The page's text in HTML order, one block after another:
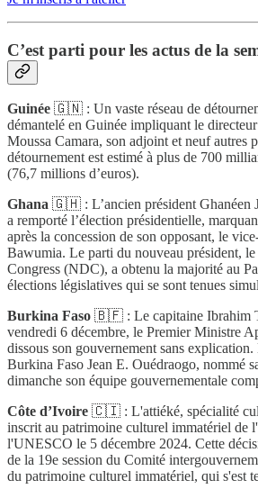
C’est parti pour les actus de la
Guinée 🇬🇳 : Un vaste réseau de
démantelé en Guinée impliquant le
Moussa Camara, son adjoint et neuf autres
détournement est estimé à plus de 700
(76,7 millions d’euros).
Ghana 🇬🇭 : L’ancien président Ghanéen
a remporté l’élection présidentielle,
après la concession de son opposant, le
Bawumia. Le parti du nouveau président,
Congress (NDC), a obtenu la majorité au
élections législatives qui se sont tenues
Burkina Faso 🇧🇫 : Le capitaine Ibrahim
vendredi 6 décembre, le Premier Ministre
dissous son gouvernement sans
Burkina Faso Jean E. Ouédraogo, nommé
dimanche son équipe gouvernementale
Côte d’Ivoire 🇨🇮 : L'attiéké, spécialité
inscrit au patrimoine culturel immatériel de
l'UNESCO le 5 décembre 2024. Cette
de la 19e session du Comité
du patrimoine culturel immatériel, qui s'est